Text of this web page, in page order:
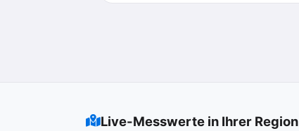
Live-Messwerte in Ihrer Region